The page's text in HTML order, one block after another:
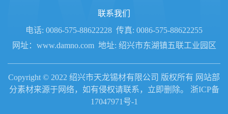
联系我们
电话: 0086-575-88622228 传真: 0086-575-88622255
网址：www.damno.com 地址: 绍兴市东湖镇五联工业园区
Copyright © 2022 绍兴市天龙锡材有限公司 版权所有 网站部
分素材来源于网络，如有侵权请联系，立即删除。 浙ICP备
17047971号-1